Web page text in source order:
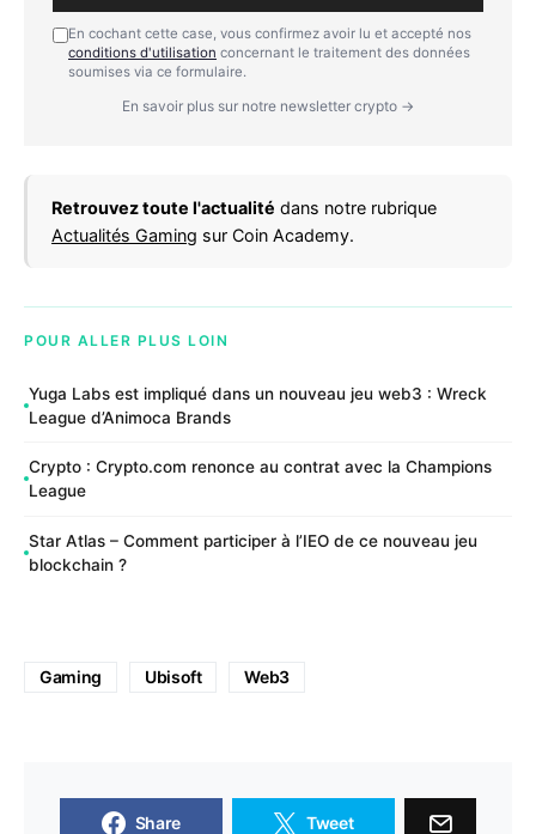
En cochant cette case, vous confirmez avoir lu et accepté nos
conditions d'utilisation concernant le traitement des données
soumises via ce formulaire.
En savoir plus sur notre newsletter crypto →
Retrouvez toute l'actualité dans notre rubrique
Actualités Gaming sur Coin Academy.
POUR ALLER PLUS LOIN
Yuga Labs est impliqué dans un nouveau jeu web3 : Wreck
League d’Animoca Brands
Crypto : Crypto.com renonce au contrat avec la Champions
League
Star Atlas – Comment participer à l’IEO de ce nouveau jeu
blockchain ?
Gaming Ubisoft Web3
Share Tweet